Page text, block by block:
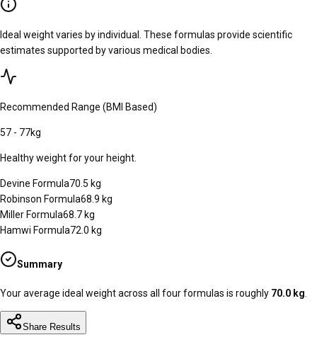
Ideal weight varies by individual. These formulas provide scientific
estimates supported by various medical bodies.
Recommended Range (BMI Based)
57 - 77kg
Healthy weight for your height.
Devine Formula70.5 kg
Robinson Formula68.9 kg
Miller Formula68.7kg
Hamwi Formula72.0 kg
Summary
Your average ideal weight across all four formulas is roughly 70.0 kg
Share Results